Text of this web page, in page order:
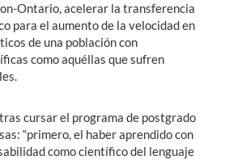
Ontario, acelerar la transferencia
para el aumento de la velocidad en
de una población con
como aquéllas que sufren
cursar el programa de postgrado
“primero, el haber aprendido con
como científico del lenguaje